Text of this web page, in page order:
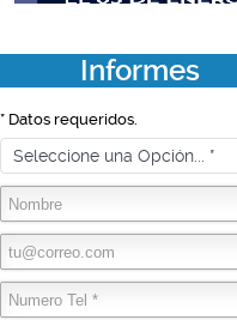
Informes
* Datos requeridos.